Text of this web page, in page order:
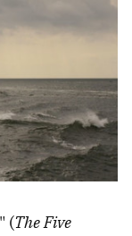
(The Five